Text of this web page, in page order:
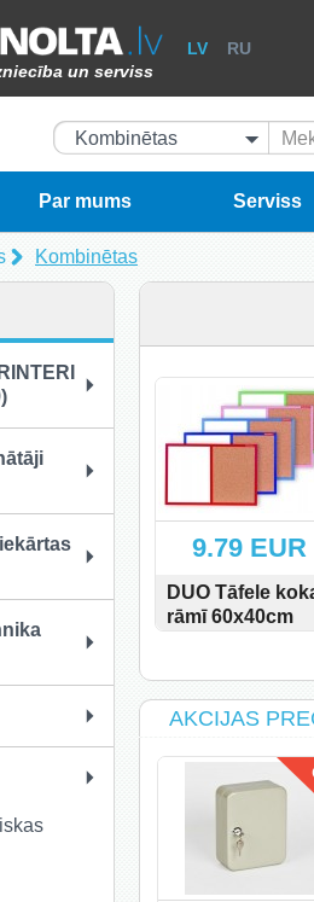
un serviss
LV RU
Kombinētas
Par mums Serviss
Kombinētas
9.79 EUR
DUO Tāfele
rāmī 60x40cm
AKCIJAS